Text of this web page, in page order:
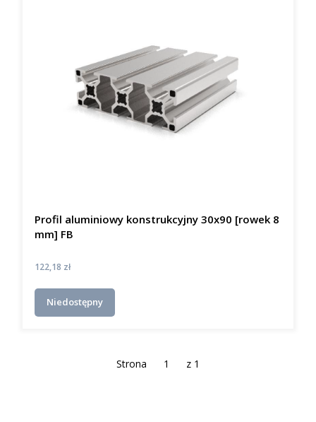
Profil aluminiowy konstrukcyjny 30x90 [rowek 8
mm] FB
Cena
122,18 zł
Niedostępny
Strona z 1